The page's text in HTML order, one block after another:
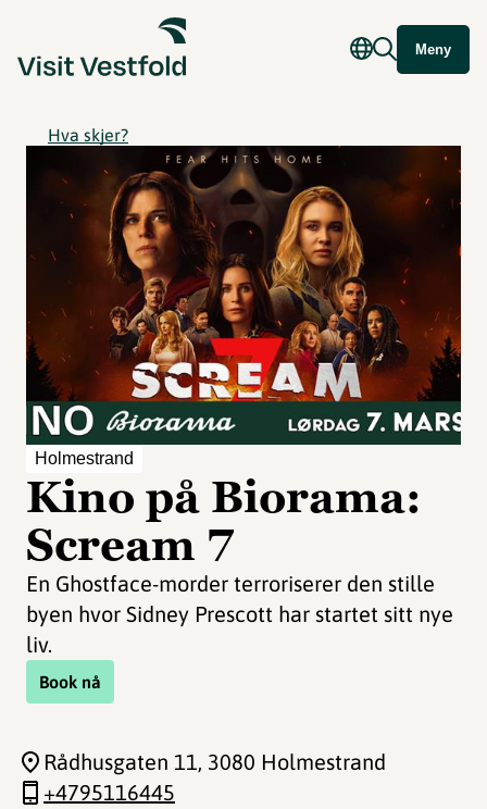
Meny
Hva skjer?
Holmestrand
Kino på Biorama:
Scream 7
En Ghostface-morder terroriserer den stille
byen hvor Sidney Prescott har startet sitt nye
liv.
Book nå
Rådhusgaten 11, 3080 Holmestrand
+4795116445